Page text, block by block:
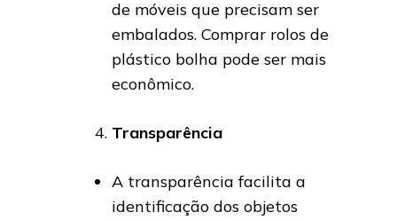
de móveis que precisam ser
embalados. Comprar rolos de
plástico bolha pode ser mais
econômico.
Transparência
A transparência facilita a
identificação dos objetos